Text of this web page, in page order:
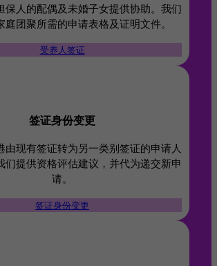
保人的配偶及未婚子女提供协助。我们
庭团聚所需的申请表格及证明文件。
受养人签证
签证身份变更
由现有签证转为另一类别签证的申请人
们提供资格评估建议，并代为递交新申
请。
签证身份变更